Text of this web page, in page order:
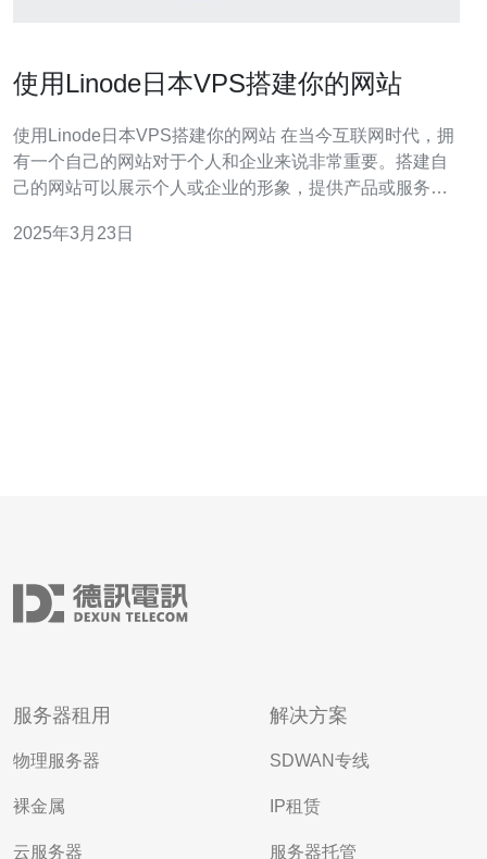
使用Linode日本VPS搭建你的网站
使用Linode日本VPS搭建你的网站 在当今互联网时代，拥
有一个自己的网站对于个人和企业来说非常重要。搭建自
己的网站可以展示个人或企业的形象，提供产品或服务的
用服务器）来搭建网站是一个可行且可靠的选择。 Linode
2025年3月23日
服务器租用
物理服务器
裸金属
云服务器
解决方案
SDWAN专线
IP租赁
服务器托管